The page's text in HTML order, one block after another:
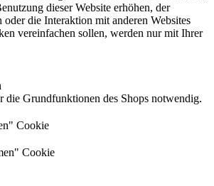
dieser Website erhöhen, der
die Interaktion mit anderen Websites
vereinfachen sollen, werden nur mit Ihrer
die Grundfunktionen des Shops notwendig.
Cookie
Cookie